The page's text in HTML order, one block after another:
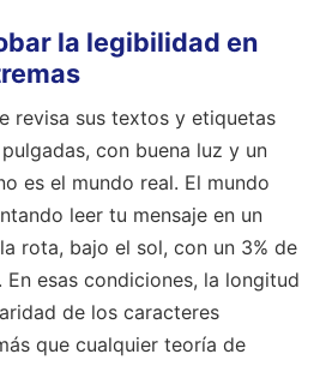
la legibilidad en
revisa sus textos y etiquetas
con buena luz y un
es el mundo real. El mundo
leer tu mensaje en un
rota, bajo el sol, con un 3% de
esas condiciones, la longitud
de los caracteres
que cualquier teoría de